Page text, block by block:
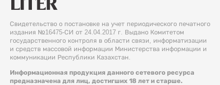
Свидетельство о постановке на учет периодического печатного
издания №16475-СИ от 24.04.2017 г. Выдано Комитетом
государственного контроля в области связи, информатизации
и средств массовой информации Министерства информации и
коммуникации Республики Казахстан.
Информационная продукция данного сетевого ресурса
предназначена для лиц, достигших 18 лет и старше.